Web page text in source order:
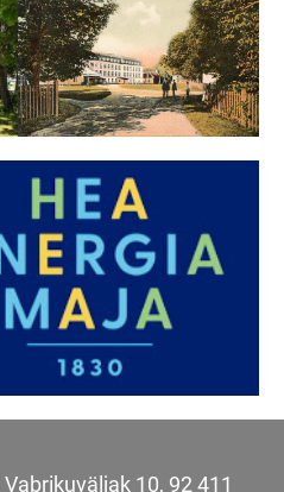
Vabrikuväljak 10, 92 411